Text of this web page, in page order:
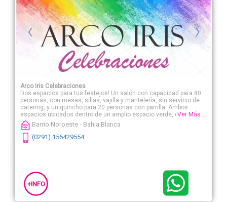
Arco Iris Celebraciones
Dos espacios para tus festejos! Un salón con capacidad para 80
personas, con mesas, sillas, vajilla y mantelería, sin servicio de
catering, y un quincho para 20 personas con parrilla. Ambos
espacios ubicados dentro de un amplio espacio verde, con pileta
climatizada cubierta.
Ver Más...
Barrio Noroeste - Bahia Blanca
(0291) 156429554
+INFO